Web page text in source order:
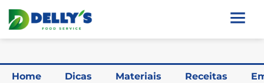
Home Dicas Materiais Receitas